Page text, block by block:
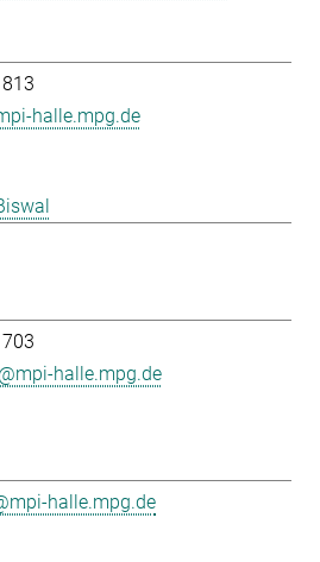
halle.mpg.de
halle.mpg.de
halle.mpg.de